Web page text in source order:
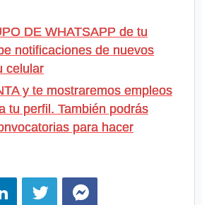
DE WHATSAPP de tu
notificaciones de nuevos
celular
y te mostraremos empleos
tu perfil. También podrás
para hacer